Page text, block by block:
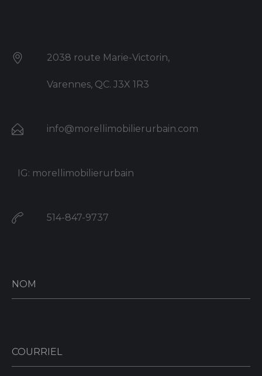
2038 route Marie-Victorin,
Varennes, QC. J3X 1R3
info@morellimobilierurbain.com
IG: morellimobilierurbain
514-847-9737